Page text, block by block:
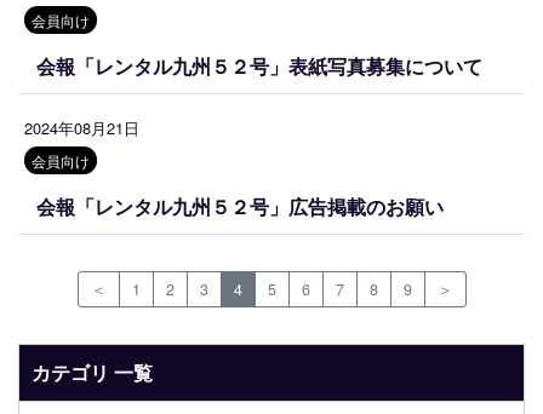
会員向け
会報「レンタル九州５２号」表紙写真募集について
2024年08月21日
会員向け
会報「レンタル九州５２号」広告掲載のお願い
＜ 1 2 3 4 5 6 7 8 9 ＞
カテゴリ 一覧